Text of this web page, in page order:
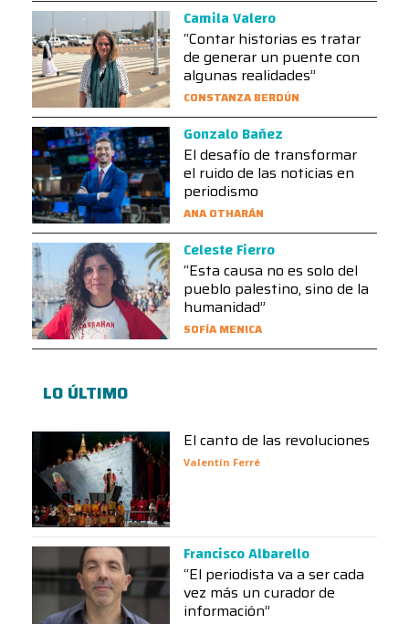
Camila Valero
“Contar historias es tratar
de generar un puente con
algunas realidades”
CONSTANZA BERDÚN
Gonzalo Bañez
El desafío de transformar
el ruido de las noticias en
periodismo
ANA OTHARÁN
Celeste Fierro
“Esta causa no es solo del
pueblo palestino, sino de la
humanidad”
SOFÍA MENICA
LO ÚLTIMO
El canto de las revoluciones
Valentín Ferré
Francisco Albarello
“El periodista va a ser cada
vez más un curador de
información”